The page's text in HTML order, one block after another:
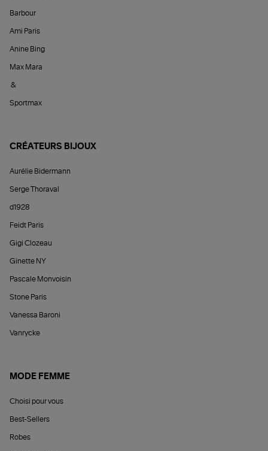
Barbour
Ami Paris
Anine Bing
Max Mara
&
Sportmax
CRÉATEURS BIJOUX
Aurélie Bidermann
Serge Thoraval
d1928
Feidt Paris
Gigi Clozeau
Ginette NY
Pascale Monvoisin
Stone Paris
Vanessa Baroni
Vanrycke
MODE FEMME
Choisi pour vous
Best-Sellers
Robes